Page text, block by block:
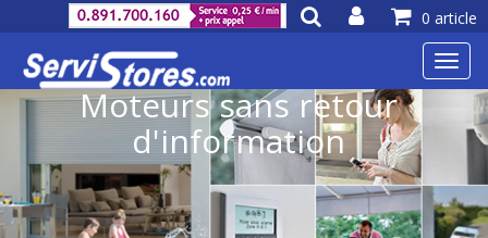
0 article
Moteurs sans retour
d'information